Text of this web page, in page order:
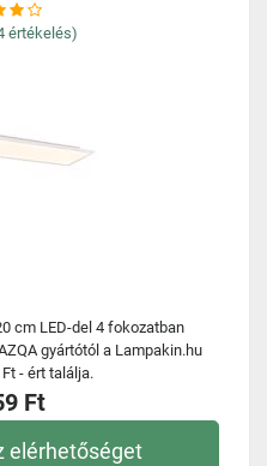
értékelés)
cm LED-del 4 fokozatban
gyártótól a Lampakin.hu
- ért találja.
Ft
elérhetőséget